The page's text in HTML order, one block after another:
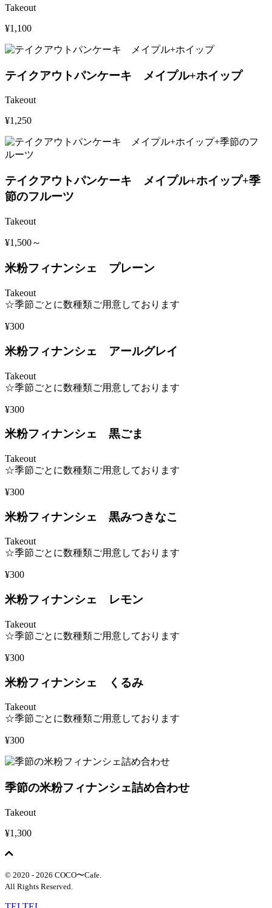
Takeout
¥1,100
テイクアウトパンケーキ メイプル+ホイップ
Takeout
¥1,250
テイクアウトパンケーキ メイプル+ホイップ+季
節のフルーツ
Takeout
¥1,500～
米粉フィナンシェ プレーン
Takeout
☆季節ごとに数種類ご用意しております
¥300
米粉フィナンシェ アールグレイ
Takeout
☆季節ごとに数種類ご用意しております
¥300
米粉フィナンシェ 黒ごま
Takeout
☆季節ごとに数種類ご用意しております
¥300
米粉フィナンシェ 黒みつきなこ
Takeout
☆季節ごとに数種類ご用意しております
¥300
米粉フィナンシェ レモン
Takeout
☆季節ごとに数種類ご用意しております
¥300
米粉フィナンシェ くるみ
Takeout
☆季節ごとに数種類ご用意しております
¥300
季節の米粉フィナンシェ詰め合わせ
Takeout
¥1,300
© 2020 - 2026 COCO〜Cafe.
All Rights Reserved.